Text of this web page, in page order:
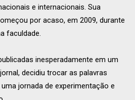
e internacionais. Sua
por acaso, em 2009, durante
faculdade.
inesperadamente em um
decidiu trocar as palavras
jornada de experimentação e